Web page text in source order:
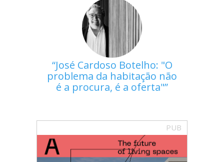
José Cardoso Botelho: "O
problema da habitação não
é a procura, é a oferta"
PUB